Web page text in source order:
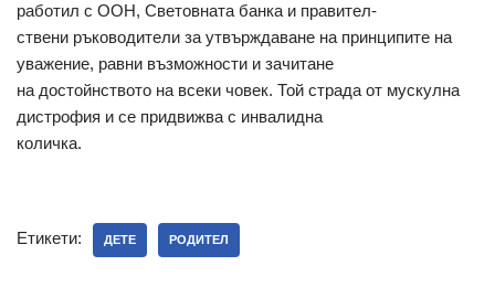
работил с ООН, Световната банка и правител-
ствени ръководители за утвърждаване на принципите на
уважение, равни възможности и зачитане
на достойнството на всеки човек. Той страда от мускулна
дистрофия и се придвижва с инвалидна
количка.
Етикети: ДЕТЕ РОДИТЕЛ